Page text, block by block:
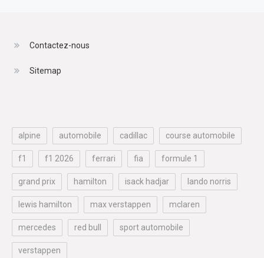
Contactez-nous
Sitemap
alpine automobile cadillac course automobile
f1 f1 2026 ferrari fia formule 1
grand prix hamilton isack hadjar lando norris
lewis hamilton max verstappen mclaren
mercedes red bull sport automobile
verstappen